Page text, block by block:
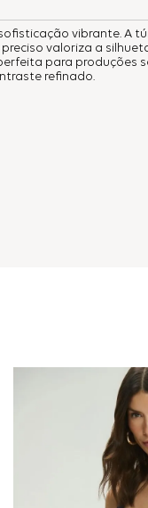
vibrante. A
valoriza a
para
refinado.